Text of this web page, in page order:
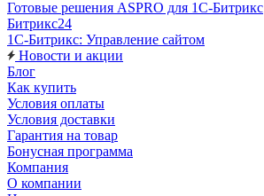
Готовые решения ASPRO для 1С-Битрикс
Битрикс24
1С-Битрикс: Управление сайтом
Новости и акции
Блог
Как купить
Условия оплаты
Условия доставки
Гарантия на товар
Бонусная программа
Компания
О компании